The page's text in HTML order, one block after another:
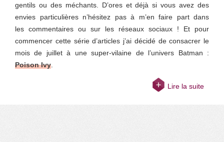
gentils ou des méchants. D’ores et déjà si vous avez des
envies particulières n’hésitez pas à m’en faire part dans
les commentaires ou sur les réseaux sociaux ! Et pour
commencer cette série d’articles j’ai décidé de consacrer le
mois de juillet à une super-vilaine de l’univers Batman :
Poison Ivy
Lire la suite